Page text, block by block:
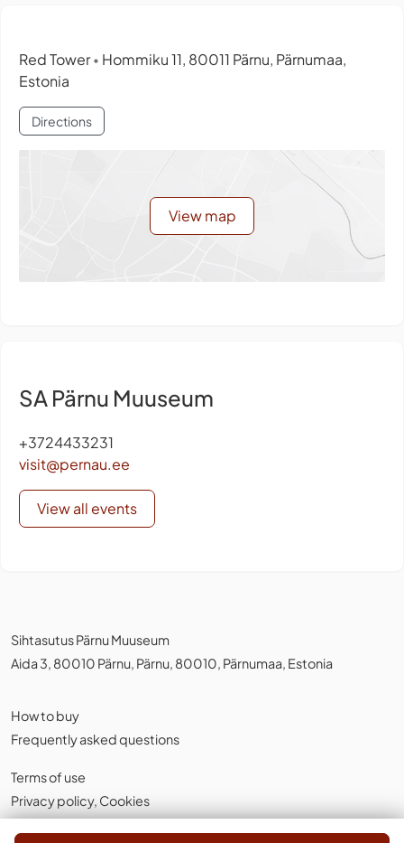
Red Tower• Hommiku 11, 80011 Pärnu, Pärnumaa,
Estonia
Directions
View map
SA Pärnu Muuseum
+3724433231
visit@pernau.ee
View all events
Sihtasutus Pärnu Muuseum
Aida 3, 80010 Pärnu, Pärnu, 80010, Pärnumaa, Estonia
How to buy
Frequently asked questions
Terms of use
Privacy policy, Cookies